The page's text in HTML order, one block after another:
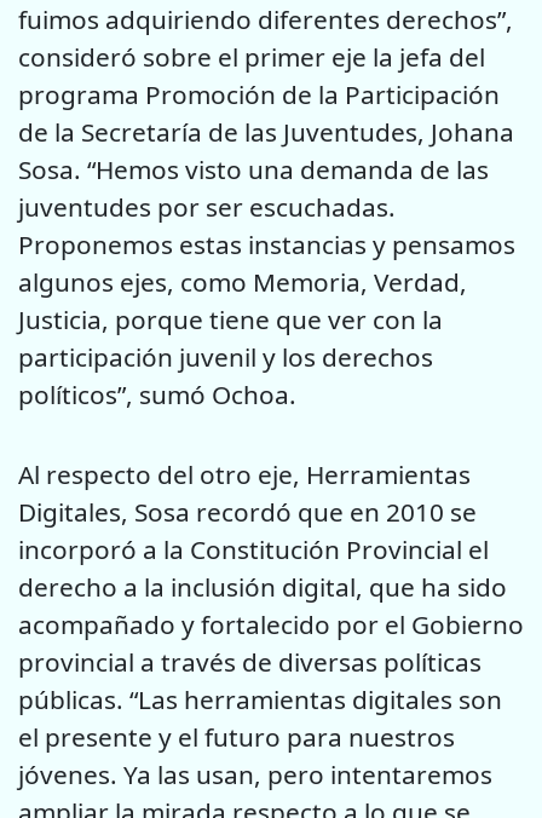
fuimos adquiriendo diferentes derechos”,
consideró sobre el primer eje la jefa del
programa Promoción de la Participación
de la Secretaría de las Juventudes, Johana
Sosa. “Hemos visto una demanda de las
juventudes por ser escuchadas.
Proponemos estas instancias y pensamos
algunos ejes, como Memoria, Verdad,
Justicia, porque tiene que ver con la
participación juvenil y los derechos
políticos”, sumó Ochoa.
Al respecto del otro eje, Herramientas
Digitales, Sosa recordó que en 2010 se
incorporó a la Constitución Provincial el
derecho a la inclusión digital, que ha sido
acompañado y fortalecido por el Gobierno
provincial a través de diversas políticas
públicas. “Las herramientas digitales son
el presente y el futuro para nuestros
jóvenes. Ya las usan, pero intentaremos